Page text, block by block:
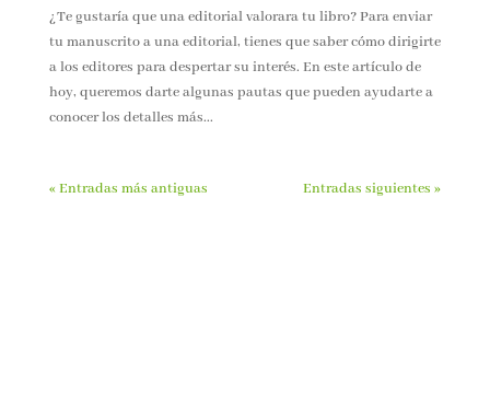
¿Te gustaría que una editorial valorara tu libro? Para enviar
tu manuscrito a una editorial, tienes que saber cómo dirigirte
a los editores para despertar su interés. En este artículo de
hoy, queremos darte algunas pautas que pueden ayudarte a
conocer los detalles más...
« Entradas más antiguas Entradas siguientes »